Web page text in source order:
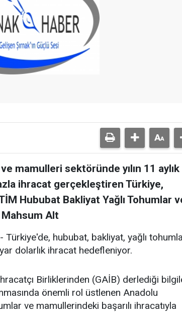
mamulleri sektöründe yılın 11 aylık
ihracat gerçekleştiren Türkiye,
Hububat Bakliyat Yağlı Tohumlar
Alt
hububat, bakliyat, yağlı
dolarlık ihracat hedefleniyor.
Birliklerinden (GAİB) derlediği
önemli rol üstlenen Anadolu
ve mamullerindeki başarılı ihracatıyla